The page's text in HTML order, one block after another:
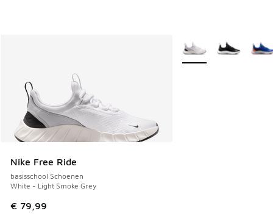
Nike Free Ride
basisschool Schoenen
White - Light Smoke Grey
€ 79,99
Meer kleuren